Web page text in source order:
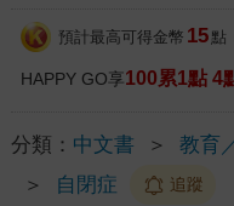
預計最高可得金幣 15 點
HAPPY GO享100累1點 4
分類： 中文書 ＞ 教育
＞
自閉症 追蹤